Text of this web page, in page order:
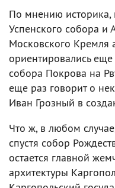
По мнению историка,
Успенского собора и
Московского Кремля
ориентировались
собора Покрова на
еще раз говорит о
Иван Грозный в
Что ж, в любом
спустя собор
остается главной
архитектуры